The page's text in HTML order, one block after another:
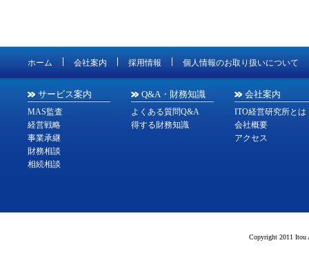
ホーム 会社案内 採用情報 個人情報のお取り扱いについて
サービス案内
MAS監査
経営戦略
事業承継
財務相談
相続相談
Q&A・財務知識
よくある質問Q&A
得する財務知識
会社案内
ITO経営研究所とは
会社概要
アクセス
Copyright 2011 Itou